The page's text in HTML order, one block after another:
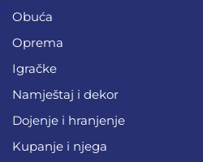
Obuća
Oprema
Igračke
Namještaj i dekor
Dojenje i hranjenje
Kupanje i njega